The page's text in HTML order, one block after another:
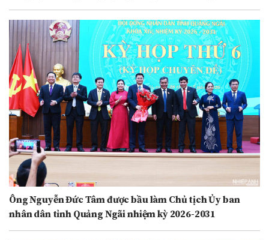
Ông Nguyễn Đức Tâm được bầu làm Chủ tịch Ủy ban
nhân dân tỉnh Quảng Ngãi nhiệm kỳ 2026-2031